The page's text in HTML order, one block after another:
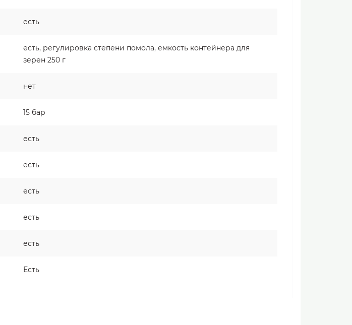
есть
есть, регулировка степени помола, емкость контейнера для
зерен 250 г
нет
15 бар
есть
есть
есть
есть
есть
Есть